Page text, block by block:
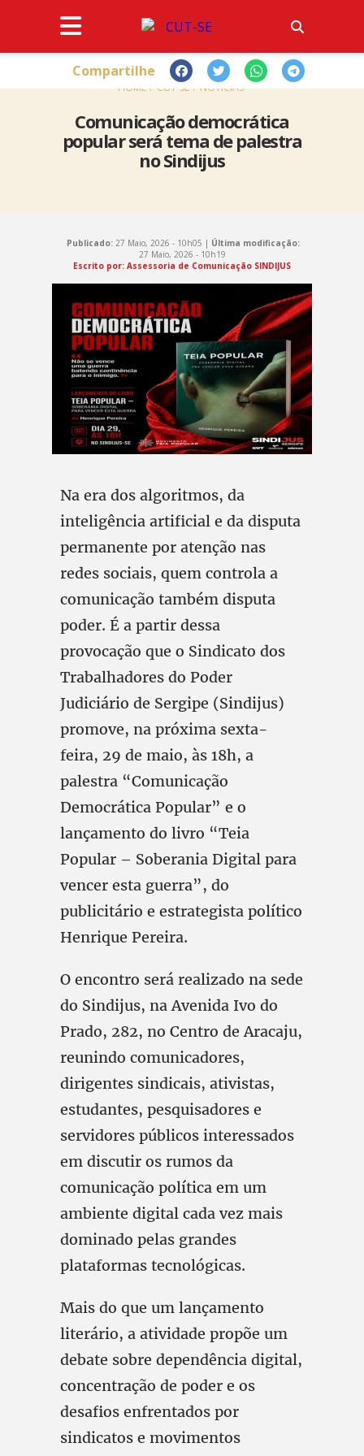
HOME CUT-SE NOTÍCIAS
Comunicação democrática
popular será tema de palestra
no Sindijus
Compartilhe
Publicado: 27 Maio, 2026 - 10h05 | Última modificação:
27 Maio, 2026 - 10h19
Escrito por: Assessoria de Comunicação SINDIJUS
Na era dos algoritmos, da
inteligência artificial e da disputa
permanente por atenção nas
redes sociais, quem controla a
comunicação também disputa
poder. É a partir dessa
provocação que o Sindicato dos
Trabalhadores do Poder
Judiciário de Sergipe (Sindijus)
promove, na próxima sexta-
feira, 29 de maio, às 18h, a
palestra “Comunicação
Democrática Popular” e o
lançamento do livro “Teia
Popular – Soberania Digital para
vencer esta guerra”, do
publicitário e estrategista político
Henrique Pereira.
O encontro será realizado na sede
do Sindijus, na Avenida Ivo do
Prado, 282, no Centro de Aracaju,
reunindo comunicadores,
dirigentes sindicais, ativistas,
estudantes, pesquisadores e
servidores públicos interessados
em discutir os rumos da
comunicação política em um
ambiente digital cada vez mais
dominado pelas grandes
plataformas tecnológicas.
Mais do que um lançamento
literário, a atividade propõe um
debate sobre dependência digital,
concentração de poder e os
desafios enfrentados por
sindicatos e movimentos